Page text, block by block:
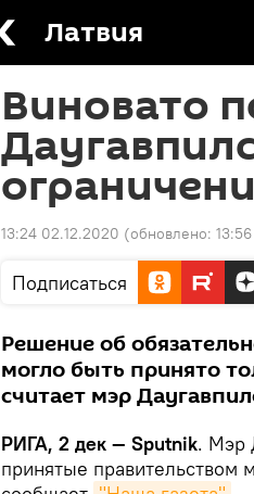
Латвия
Виновато
13:24 02.12.2020 (обновлено:
Подписаться
Решение об
могло быть принято
считает мэр
РИГА, 2 дек — Sputnik. Мэр
принятые